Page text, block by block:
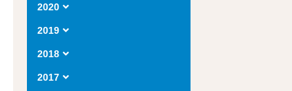
2020
2019
2018
2017